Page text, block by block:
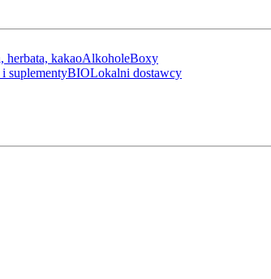
herbata, kakaoAlkoholeBoxy
suplementyBIOLokalni dostawcy